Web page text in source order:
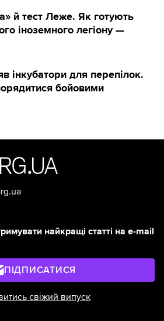
й тест Леже. Як готують
іноземного легіону —
інкубатори для перепілок.
бойовими
найкращі статті на e-mail
ПІДПИСАТИСЯ
свіжий випуск